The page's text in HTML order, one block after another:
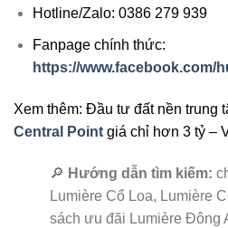
Hotline/Zalo: 0386 279 939
Fanpage chính thức:
https://www.facebook.com/
Xem thêm: Đầu tư đất nền trung
Central Point giá chỉ hơn 3 tỷ –
🔎 Hướng dẫn tìm kiếm:
Lumière Cổ Loa, Lumière
sách ưu đãi Lumière Đông